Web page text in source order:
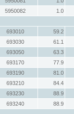
5950082
1.0
693010
59.2
693030
61.1
693050
63.3
693170
77.9
693190
81.0
693210
84.4
693230
88.9
693240
88.9